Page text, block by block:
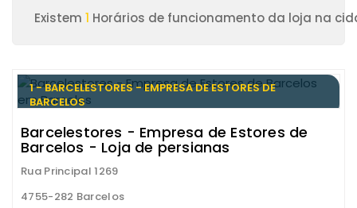
Existem 1 Horários de funcionamento da loja na
1 - BARCELESTORES - EMPRESA DE ESTORES DE
BARCELOS
Barcelestores - Empresa de Estores de
Barcelos - Loja de persianas
Rua Principal 1269
4755-282 Barcelos